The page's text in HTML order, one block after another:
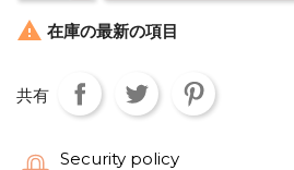
 在庫の最新の項目
共有
Security policy